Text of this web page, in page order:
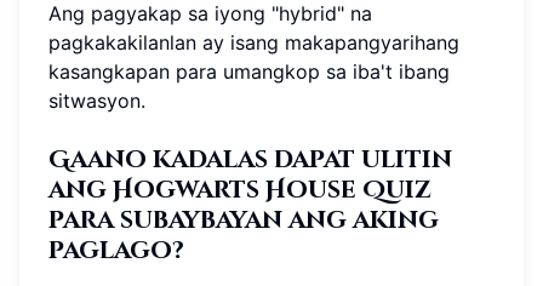
Ang pagyakap sa iyong "hybrid" na
pagkakakilanlan ay isang makapangyarihang
kasangkapan para umangkop sa iba't ibang
sitwasyon.
Gaano kadalas dapat ulitin
ang Hogwarts House Quiz
para subaybayan ang aking
paglago?